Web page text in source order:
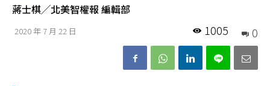
蔣士棋╱北美智權報 編輯部
2020 年 7 月 22 日 0
1005